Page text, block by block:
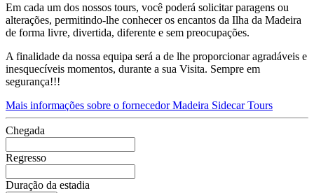
Em cada um dos nossos tours, você poderá solicitar paragens ou
alterações, permitindo-lhe conhecer os encantos da Ilha da Madeira
de forma livre, divertida, diferente e sem preocupações.
A finalidade da nossa equipa será a de lhe proporcionar agradáveis e
inesquecíveis momentos, durante a sua Visita. Sempre em
segurança!!!
Mais informações sobre o fornecedor Madeira Sidecar Tours
Chegada
Regresso
Duração da estadia